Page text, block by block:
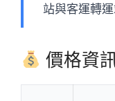
站與客運轉
價格資